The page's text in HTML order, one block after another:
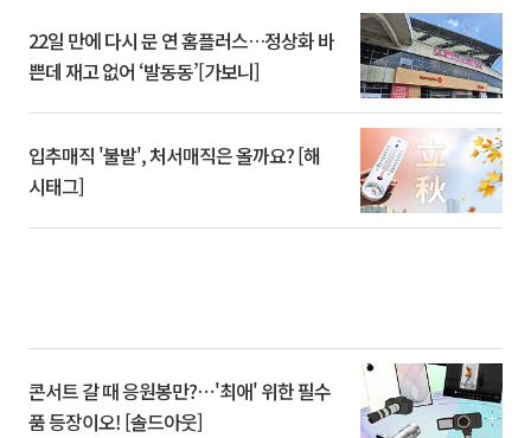
22일 만에 다시 문 연 홈플러스…정상화 바
쁜데 재고 없어 ‘발동동’[가보니]
입추매직 '불발', 처서매직은 올까요? [해
시태그]
콘서트 갈 때 응원봉만?⋯'최애' 위한 필수
품 등장이오! [솔드아웃]